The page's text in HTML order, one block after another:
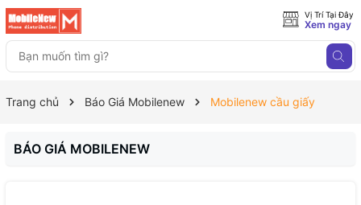
Vị Trí Tại Đây
Xem ngay
Trang chủ Báo Giá Mobilenew Mobilenew cầu giấy
BÁO GIÁ MOBILENEW